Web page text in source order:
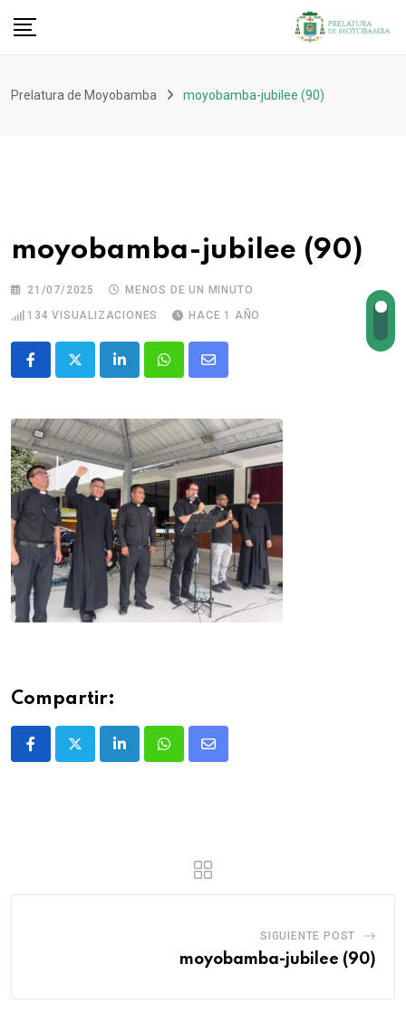
Prelatura de Moyobamba moyobamba-jubilee (90)
moyobamba-jubilee (90)
21/07/2025
MENOS DE UN MINUTO
134 VISUALIZACIONES HACE 1 AÑO
Compartir:
SIGUIENTE POST
moyobamba-jubilee (90)